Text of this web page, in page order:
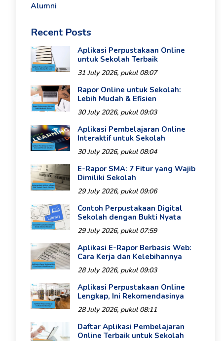
Alumni
Recent Posts
Aplikasi Perpustakaan Online
untuk Sekolah Terbaik
31 July 2026, pukul 08:07
Rapor Online untuk Sekolah:
Lebih Mudah & Efisien
30 July 2026, pukul 09:03
Aplikasi Pembelajaran Online
Interaktif untuk Sekolah
30 July 2026, pukul 08:04
E-Rapor SMA: 7 Fitur yang Wajib
Dimiliki Sekolah
29 July 2026, pukul 09:06
Contoh Perpustakaan Digital
Sekolah dengan Bukti Nyata
29 July 2026, pukul 07:59
Aplikasi E-Rapor Berbasis Web:
Cara Kerja dan Kelebihannya
28 July 2026, pukul 09:03
Aplikasi Perpustakaan Online
Lengkap, Ini Rekomendasinya
28 July 2026, pukul 08:11
Daftar Aplikasi Pembelajaran
Online Terbaik untuk Sekolah